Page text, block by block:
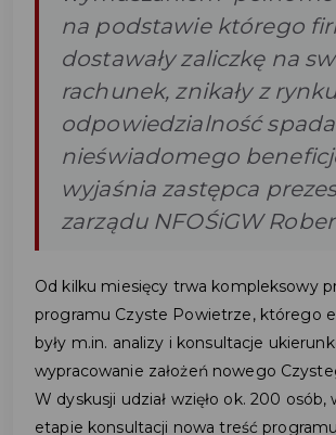
na podstawie którego
dostawały zaliczkę na
rachunek, znikały z
odpowiedzialność
nieświadomego
wyjaśnia zastępca
zarządu NFOŚiGW
Od kilku miesięcy trwa kompleksowy
programu Czyste Powietrze, którego
były m.in. analizy i konsultacje
wypracowanie założeń nowego
W dyskusji udział wzięło ok. 200 osób,
etapie konsultacji nowa treść